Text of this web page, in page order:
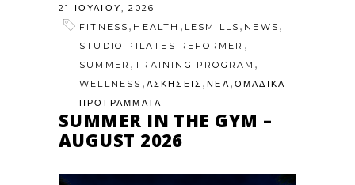
21 ΙΟΥΛΊΟΥ, 2026
FITNESS , HEALTH , LESMILLS , NEWS ,
STUDIO PILATES REFORMER ,
SUMMER ,TRAINING PROGRAM ,
WELLNESS , ΑΣΚΗΣΕΙΣ ,ΝΕΑ , ΟΜΑΔΙΚΑ
ΠΡΟΓΡΑΜΜΑΤΑ
SUMMER IN THE GYM –
AUGUST 2026